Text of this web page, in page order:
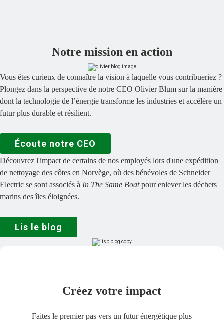
Notre mission en action
Vous êtes curieux de connaître la vision à laquelle vous contribueriez ?
Plongez dans la perspective de notre CEO Olivier Blum sur la manière
dont la technologie de l’énergie transforme les industries et accélère un
futur plus durable et résilient.
Écoute notre CEO
Découvrez l'impact de certains de nos employés lors d'une expédition
de nettoyage des côtes en Norvège, où des bénévoles de Schneider
Electric se sont associés à In The Same Boatpour enlever les déchets
marins des îles éloignées.
Lis le blog
Créez votre impact
Faites le premier pas vers un futur énergétique plus